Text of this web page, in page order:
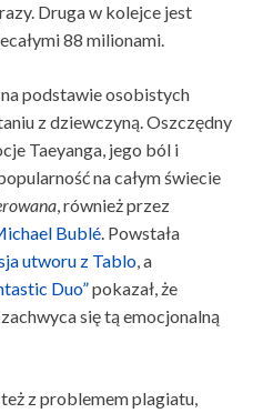
Druga w kolejce jest
88 milionami.
podstawie osobistych
z dziewczyną. Oszczędny
Taeyanga, jego ból i
na całym świecie
, również przez
Bublé. Powstała
utworu z Tablo, a
Duo”pokazał, że
się tą emocjonalną
z problemem plagiatu,